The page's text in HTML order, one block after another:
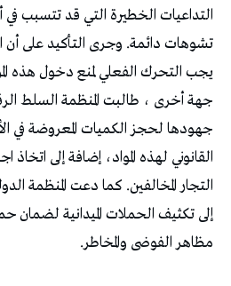
التداعيات الخطيرة التي قد تتسبب
تشوهات دائمة. وجرى التأكيد على
يجب التحرك الفعلي لمنع دخول هذه
جهة أخرى ، طالبت المنظمة السلط
جهودها لحجز الكميات المعروضة في
القانوني لهذه المواد، إضافة إلى اتخاذ
التجار المخالفين. كما دعت المنظمة
إلى تكثيف الحملات الميدانية لضمان
مظاهر الفوضى والمخاطر.